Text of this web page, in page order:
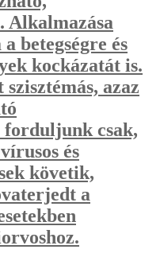
Alkalmazása
betegségre és
kockázatát is.
azaz
csak,
és
követik,
a